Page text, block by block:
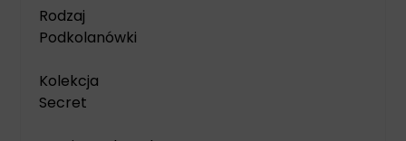
Rodzaj
Podkolanówki
Kolekcja
Secret